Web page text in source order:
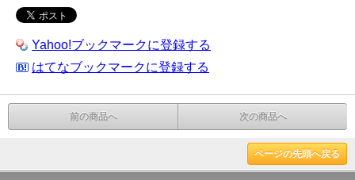
Yahoo!ブックマークに登録する
はてなブックマークに登録する
前の商品へ 次の商品へ
ページの先頭へ戻る